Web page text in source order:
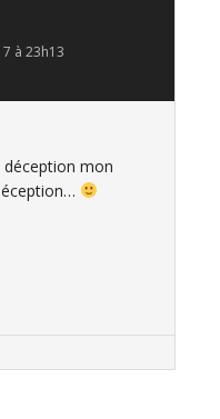
à 23h13
déception mon